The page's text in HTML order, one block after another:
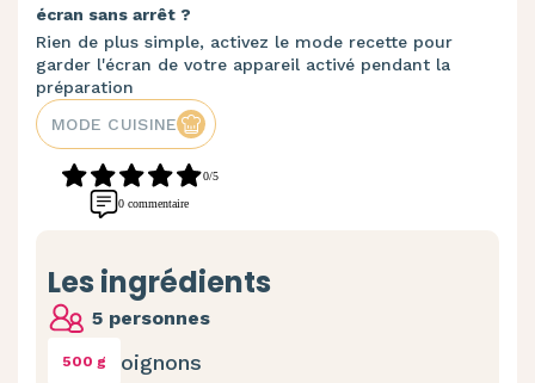
écran sans arrêt ?
Rien de plus simple, activez le mode recette pour
garder l'écran de votre appareil activé pendant la
préparation
MODE CUISINE
0/5
0 commentaire
Les ingrédients
5 personnes
500 g oignons